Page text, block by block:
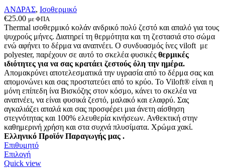
ΑΝΔΡΑΣ, Ισοθερμικό
€25.00 με ΦΠΑ
Thermal ισοθερμικό κολάν ανδρικό πολύ ζεστό και απαλό για τους
ψυχρούς μήνες. Διατηρεί τη θερμότητα και τη ζεστασιά στο σώμα
ενώ αφήνει το δέρμα να αναπνέει. Ο συνδυασμός ίνες viloft με
polyester, παρέχουν σε αυτό το σκελέα φυσικές θερμικές
ιδιότητες για να σας κρατάει ζεστούς όλη την ημέρα.
Απομακρύνει αποτελεσματικά την υγρασία από το δέρμα σας και
απομονώνει και σας προστατεύει από το κρύο. Το Viloft® είναι η
μόνη επίπεδη ίνα Βισκόζης στον κόσμο, κάνει το σκελέα να
αναπνέει, να είναι φυσικά ζεστό, μαλακό και ελαφρύ. Σας
αγκαλιάζει απαλά και σας προσφέρει μια άνετη αίσθηση
στεγνότητας και 100% ελευθερία κινήσεων. Ανθεκτική στην
καθημερινή χρήση και στα συχνά πλυσίματα. Χρώμα χακί.
Ελληνικό Προϊόν Παραγωγής μας .
Επιθυμητό
ΕπιλογήΑυτό
το
Quick view